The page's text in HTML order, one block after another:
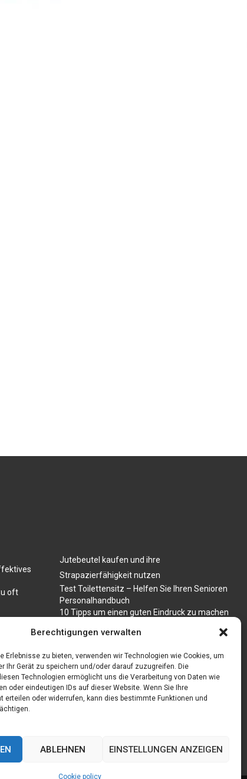
Berechtigungen verwalten
Erlebnisse zu bieten, verwenden wir Technologien wie Cookies, um
Ihr Gerät zu speichern und/oder darauf zuzugreifen. Die
Technologien ermöglicht uns die Verarbeitung von Daten wie
oder eindeutigen IDs auf dieser Website. Wenn Sie Ihre
erteilen oder widerrufen, kann dies bestimmte Funktionen und
ABLEHNEN EINSTELLUNGEN ANZEIGEN
Cookie policy
oft
Jutebeutel kaufen und ihre
Strapazierfähigkeit nutzen
Test Toilettensitz – Helfen Sie Ihren Senioren
Personalhandbuch
10 Tipps um einen guten Eindruck zu machen